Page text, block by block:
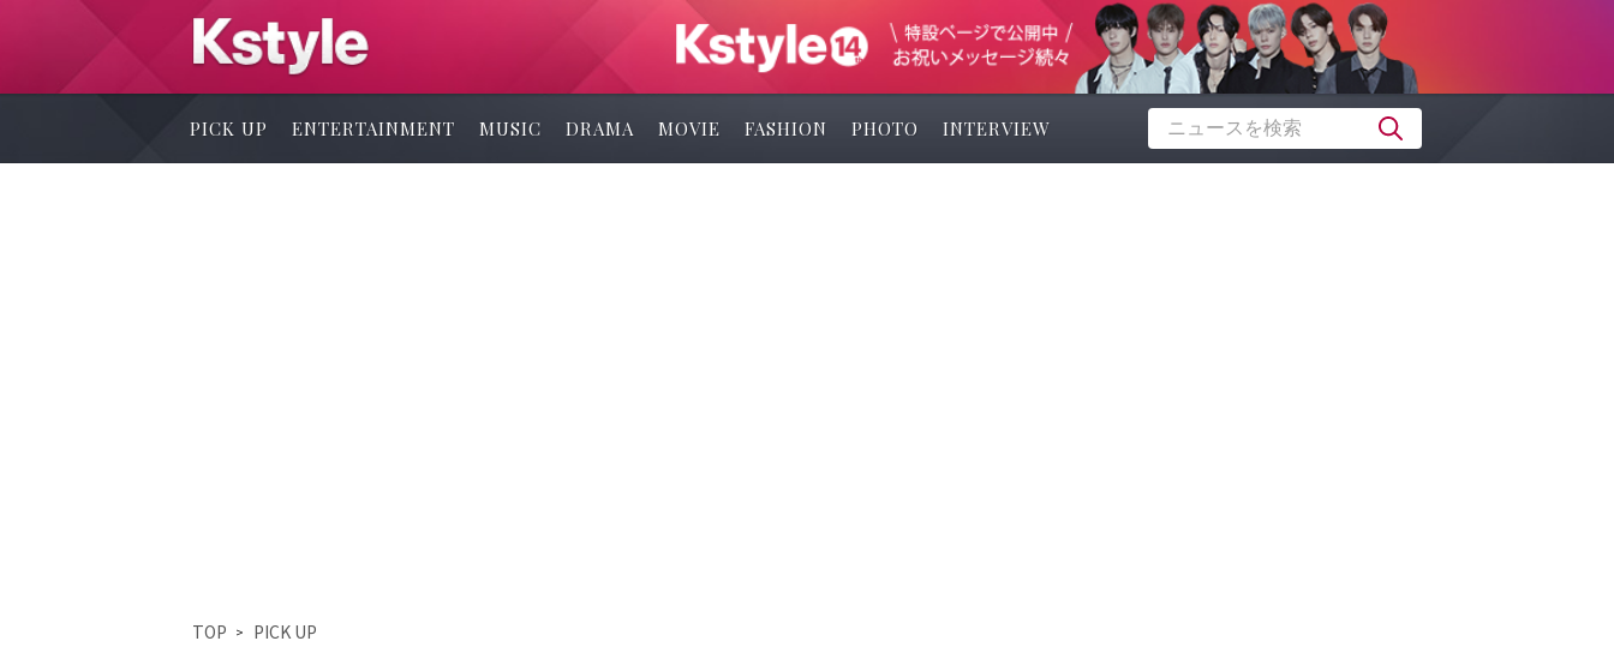
PICK UP ENTERTAINMENT MUSIC DRAMA MOVIE FASHION PHOTO INTERVIEW
TOP PICK UP